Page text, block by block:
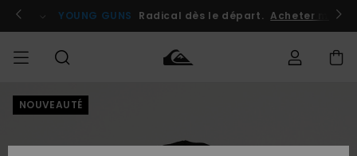
l'information
le
Se connecter / s'inscrire
YOUNG GUNS Radical dès le départ. Acheter
HOMME
Homme
Homme
NOUVEAUTÉ